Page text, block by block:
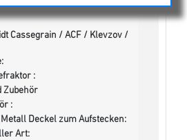
Cassegrain / ACF / Klevzov /
:
Zubehör
:
Metall Deckel zum Aufstecken:
Art: